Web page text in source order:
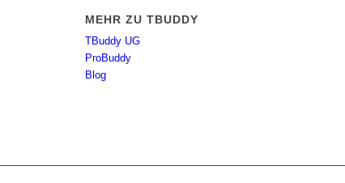
MEHR ZU TBUDDY
TBuddy UG
ProBuddy
Blog